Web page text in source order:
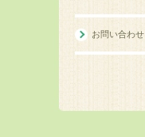
お問い合わせ